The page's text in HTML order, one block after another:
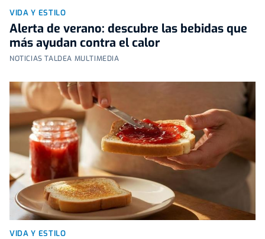
VIDA Y ESTILO
Alerta de verano: descubre las bebidas que
más ayudan contra el calor
NOTICIAS TALDEA MULTIMEDIA
VIDA Y ESTILO